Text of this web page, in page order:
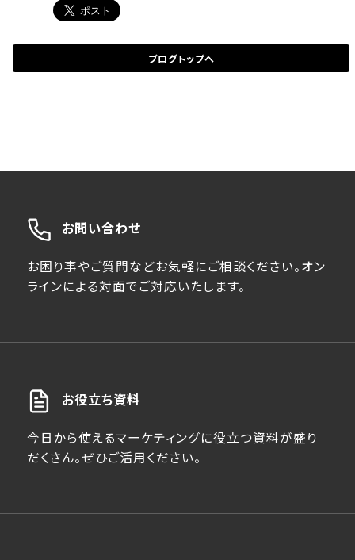
ブログトップへ
お問い合わせ
お困り事やご質問などお気軽にご相談ください。オン
ラインによる対面でご対応いたします。
お役立ち資料
今日から使えるマーケティングに役立つ資料が盛り
だくさん。ぜひご活用ください。